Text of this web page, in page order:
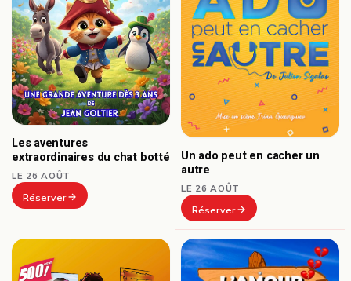
Les aventures
extraordinaires du chat botté
LE 26 AOÛT
Réserver
Un ado peut en cacher un
autre
LE 26 AOÛT
Réserver